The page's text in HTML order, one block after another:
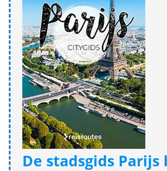
De stadsgids Parijs